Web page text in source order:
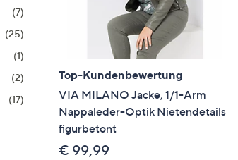
anzuzeigen.
(7)
(25)
(1)
(2)
(17)
Top-Kundenbewertung
VIA MILANO Jacke, 1/1-Arm
Nappaleder-Optik Nietendetails
figurbetont
€ 99,99